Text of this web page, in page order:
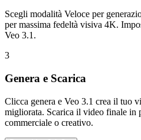
Scegli modalità Veloce per
per massima fedeltà visiva 4K.
Veo 3.1.
3
Genera e Scarica
Clicca genera e Veo 3.1 crea il tuo
migliorata. Scarica il video finale in
commerciale o creativo.